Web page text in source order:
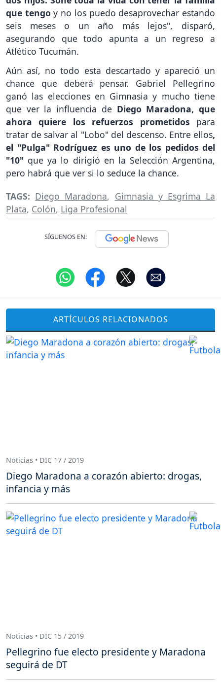
que tengo y no los puedo desaprovechar estando
seis meses o un año más lejos", disparó,
asegurando que todo apunta a un regreso a
Atlético Tucumán.
Aún así, no todo esta descartado y apareció un
chance que deberá pensar. Gabriel Pellegrino
ganó las elecciones en Gimnasia y mucho tiene
que ver la influencia de Diego Maradona, que
ahora quiere los refuerzos prometidos para
tratar de salvar al "Lobo" del descenso. Entre ellos,
el "Pulga" Rodríguez es uno de los pedidos del
"10" que ya lo dirigió en la Selección Argentina,
pero habrá que ver si lo seduce la chance.
TAGS: Diego Maradona, Gimnasia y Esgrima La
Plata, Colón, Liga Profesional
SÍGUENOS EN:
ARTÍCULOS RELACIONADOS
Noticias • DIC 17 / 2019
Diego Maradona a corazón abierto: drogas,
infancia y más
Noticias • DIC 15 / 2019
Pellegrino fue electo presidente y Maradona
seguirá de DT